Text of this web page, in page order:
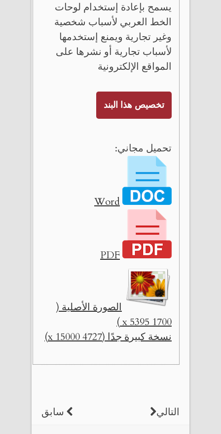
يسمح بإعادة إستخدام لوحات
الخط العربي لأسباب شخصية
وغير تجارية ويمنع إستخدمها
لأسباب تجارية أو نشرها على
المواقع الإلكترونية
تخصيص هذا البند
تحميل مجاني:
Word
PDF
الصورة الأصلية (
1700 x 5395 )
نسخة كبيرة جدًا (4727 x 15000)
سابق التالي